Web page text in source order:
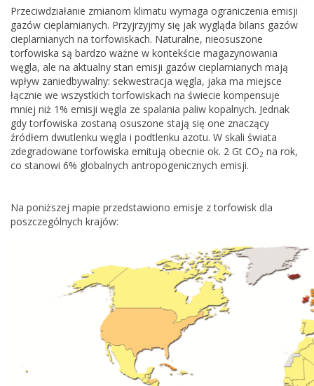
Przeciwdziałanie zmianom klimatu wymaga ograniczenia emisji
gazów cieplarnianych. Przyjrzyjmy się jak wygląda bilans gazów
cieplarnianych na torfowiskach. Naturalne, nieosuszone
torfowiska są bardzo ważne w kontekście magazynowania
węgla, ale na aktualny stan emisji gazów cieplarnianych mają
wpływ zaniedbywalny: sekwestracja węgla, jaka ma miejsce
łącznie we wszystkich torfowiskach na świecie kompensuje
mniej niż 1% emisji węgla ze spalania paliw kopalnych. Jednak
gdy torfowiska zostaną osuszone stają się one znaczący
źródłem dwutlenku węgla i podtlenku azotu. W skali świata
zdegradowane torfowiska emitują obecnie ok. 2 Gt CO2 na rok,
co stanowi 6% globalnych antropogenicznych emisji.
Na poniższej mapie przedstawiono emisje z torfowisk dla
poszczególnych krajów: